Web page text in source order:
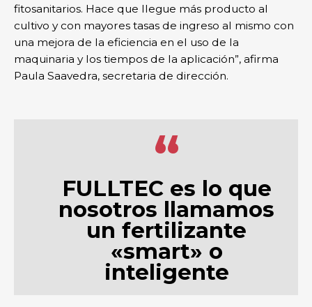
fitosanitarios. Hace que llegue más producto al
cultivo y con mayores tasas de ingreso al mismo con
una mejora de la eficiencia en el uso de la
maquinaria y los tiempos de la aplicación”, afirma
Paula Saavedra, secretaria de dirección.
“
FULLTEC es lo que
nosotros llamamos
un fertilizante
«smart» o
inteligente